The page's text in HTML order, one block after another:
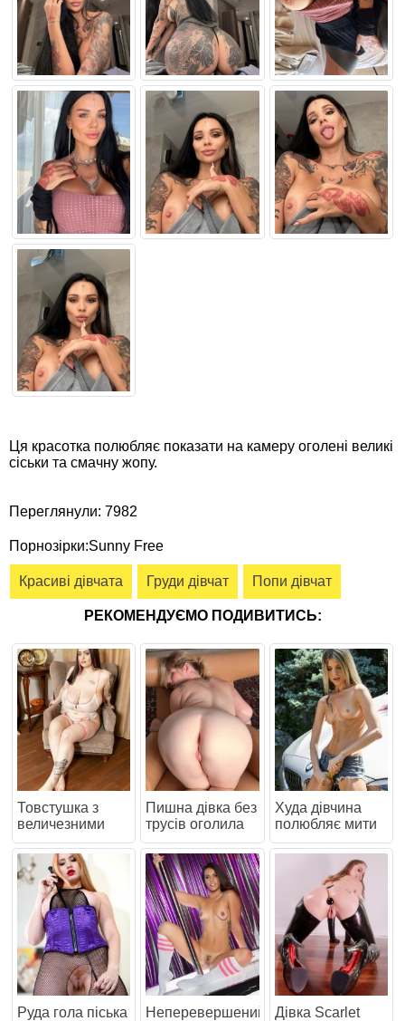
Ця красотка полюбляє показати на камеру оголені великі
сіськи та смачну жопу.
Переглянули: 7982
Порнозірки:Sunny Free
Красиві дівчата Груди дівчат Попи дівчат
РЕКОМЕНДУЄМО ПОДИВИТИСЬ:
Товстушка з
величезними
сіськами в
панчохах
Пишна дівка без
трусів оголила
піську
Худа дівчина
полюбляє мити
машину
оголеною
Руда гола піська
Неперевершений
Дівка Scarlet